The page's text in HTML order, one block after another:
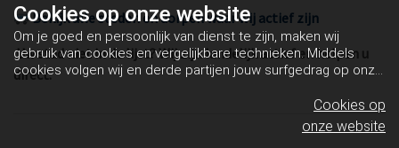
Bekijk alle steden en dorpen waar wij actief zijn
Uw stad niet in de lijst? Wij zijn landelijk actief en helpen u
direct.
Cookies oponze website
Om je goed en persoonlijk van dienst te zijn, maken wij
gebruik van cookies en vergelijkbare technieken. Middels
cookies volgen wij en derde partijen jouw surfgedrag op onze
en dit maakt het voor jou mogelijk om informatie te delen via
Cookies op
onze website